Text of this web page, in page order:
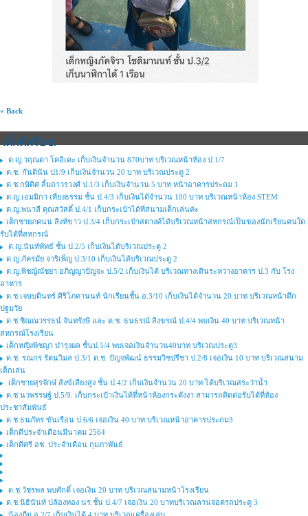
« Back
เด็กดีศรีอช.
ด.ญ.วฤณดา โคอิเคะ เก็บเงินจำนวน 870บาท บริเวณหน้าห้อง ป.1/7
ด.ช. กันตินัน ป1/9 เก็บเงินจำนวน 20 บาท บริเวณประตู 2
ด.ช.กษิดิศ ลิ้มถาวรวงศ์ ป.1/3 เก็บเงินจำนวน 5 บาท หน้าอาคารประถม 1
ด.ญ.เอมมิกา เที่ยงธรรม ชั้น ป.4/3 เก็บเงินได้จำนวน 100 บาท บริเวณหน้าห้อง STEM
ด.ญ.พนาลี คุณสวัสดิ์ ป.4/1 เก็บกระเป๋าได้ที่สนามเด็กเล่นค่ะ
เด็กชายภคนน สิงห์ขาว ป.3/4 เก็บกระเป๋าสตางค์ได้บริเวณหน้าสหกรณ์เป็นของนักเรียนคนใด
รับได้ที่สหกรณ์
ด.ญ.นันท์พัทธ์ ชั้น ป.2/5 เก็บเงินได้บริเวณประตู 2
ด.ญ.ภัครมัย จาริเพ็ญ ป.3/10 เก็บเงินได้บริเวณประตู 2
ด.ญ.พิชญ์ณัชยา อภิญญาปัญจะ ป.5/2 เก็บเงินได้ บริเวณทางเดินระหว่างอาคาร ป.3 กับ โรง
อาหาร
ด.ช.เจษบดินทร์ ศิริโภคานนท์ นักเรียนชั้น อ.3/10 เก็บเงินได้จำนวน 20 บาท บริเวณหน้าตึก
ปฐมวัย
ด.ช.ชิณณวรรธน์ จันทรังษี และ ด.ช. ธนธรณ์ สิงขรณ์ ป.4/4 พบเงิน 40 บาท บริเวณหน้า
สหกรณ์โรงเรียน
เด็กหญิงพิชญา บำรุงผล ชั้นป.5/4 พบเจอเงินจำนวน40บาท บริเวณประตู3
ด.ช. รณกร รัตนวิมล ป.3/1 ด.ช. ปัญจพัฒน์ ธรรมวิชปรีชา ป.2/8 เจอเงิน 10 บาท บริเวณสนาม
เด็กเล่น
เด็กชายสุรจักษ์ สังข์เสียงสูง ชั้น ป.4/2 เก็บเงินจำนวน 20 บาท ได้บริเวณสระว่าน้ำ
ด.ช นวพรรษฐ์ ป.5/9. เก็บกระเป๋าเงินได้ที่หน้าห้องกระดังงา สามารถติดต่อรับได้ที่ห้อง
ประชาสัมพันธ์
ด.ช.ธนภัทร ขันเรือน ป.6/6 เจอเงิน 40 บาท บริเวณหน้าอาคารประถม3
เด็กดีประจำเดือนมีนาคม 2564
เด็กดีศรี อช. ประจำเดือน กุมภาพันธ์
ด.ช.วัชรพล พบศักดิ์ เจอเงิน 20 บาท บริเวณสนามหน้าโรงเรียน
ด.ช.นิธินันท์ ปล้องทอง นร.ชั้น ป.4/7 เจอเงิน 20 บาทบริเวณลานจอดรถประตู 3